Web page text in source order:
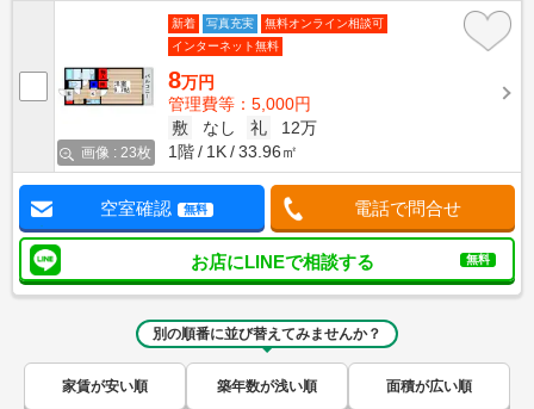
画像 : 23枚
新着 写真充実
無料オンライン相談可
インターネット無料
8万円
管理費等：5,000円
敷
なし 礼
12万
1階
1K 33.96㎡
空室確認 無料 電話で問合せ
お店にLINEで相談する 無料
別の順番に並び替えてみませんか？
家賃が安い順 築年数が浅い順 面積が広い順